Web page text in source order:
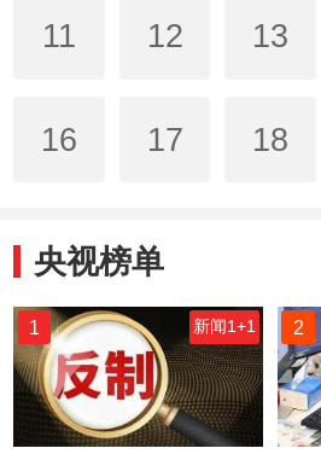
11 12 13
16 17 18
央视榜单
1 新闻1+1 2